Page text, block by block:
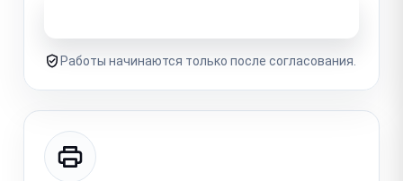
Работы начинаются только после согласования.